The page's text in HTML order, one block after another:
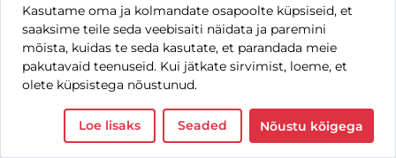
Kasutame oma ja kolmandate osapoolte küpsiseid, et
saaksime teile seda veebisaiti näidata ja paremini
mõista, kuidas te seda kasutate, et parandada meie
pakutavaid teenuseid. Kui jätkate sirvimist, loeme, et
olete küpsistega nõustunud.
Loe lisaks Seaded Nõustu kõigega